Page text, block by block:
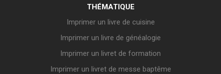
THÉMATIQUE
Imprimer un livre de cuisine
Imprimer un livre de généalogie
Imprimer un livret de formation
Imprimer un livret de messe baptême